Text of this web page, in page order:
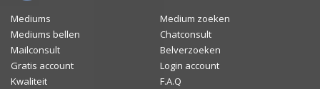
Mediums
Medium zoeken
Mediums bellen
Chatconsult
Mailconsult
Belverzoeken
Gratis account
Login account
Kwaliteit
F.A.Q